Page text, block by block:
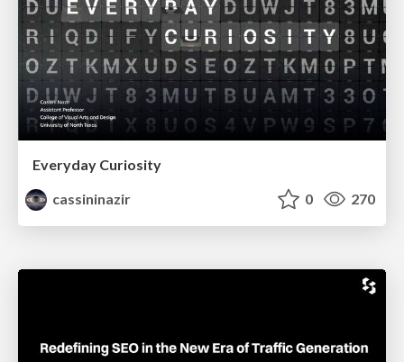
Everyday Curiosity
cassininazir
0 270